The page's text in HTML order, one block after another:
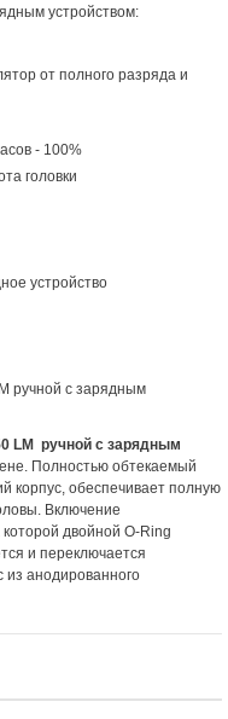
устройством:
от полного разряда и
- 100%
головки
устройство
ручной с зарядным
LM ручной с зарядным
Полностью обтекаемый
корпус, обеспечивает полную
Включение
двойной O-Ring
и переключается
из анодированного